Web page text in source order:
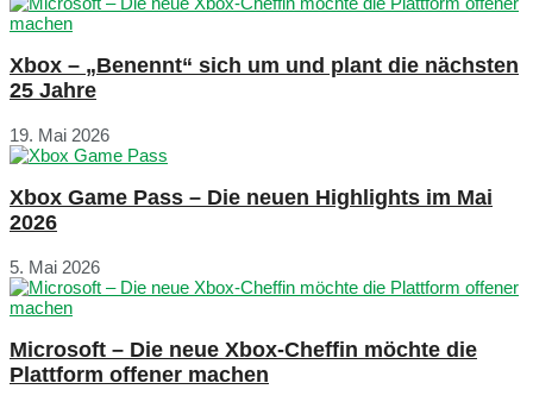
Xbox – „Benennt“ sich um und plant die nächsten
25 Jahre
19. Mai 2026
Xbox Game Pass – Die neuen Highlights im Mai
2026
5. Mai 2026
Microsoft – Die neue Xbox-Cheffin möchte die
Plattform offener machen